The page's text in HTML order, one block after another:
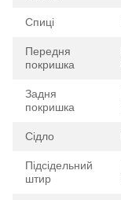
Спиці
Передня
покришка
Задня
покришка
Сідло
Підсідельний
штир